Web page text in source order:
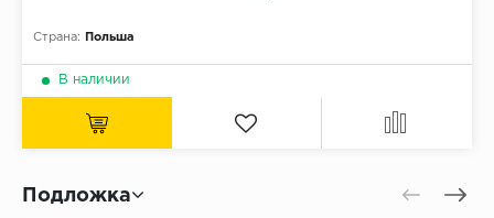
Страна: Польша
В наличии
Подложка